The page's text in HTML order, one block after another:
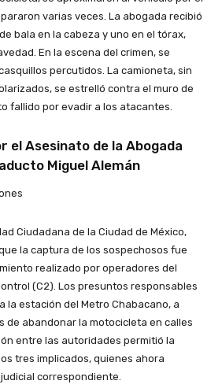
varias veces. La abogada recibió
bala en la cabeza y uno en el tórax,
En la escena del crimen, se
percutidos. La camioneta, sin
se estrelló contra el muro de
fallido por evadir a los atacantes.
el Asesinato de la Abogada
Miguel Alemán
Ciudadana de la Ciudad de México,
la captura de los sospechosos fue
realizado por operadores del
(C2). Los presuntos responsables
la estación del Metro Chabacano, a
de abandonar la motocicleta en calles
entre las autoridades permitió la
tres implicados, quienes ahora
correspondiente.